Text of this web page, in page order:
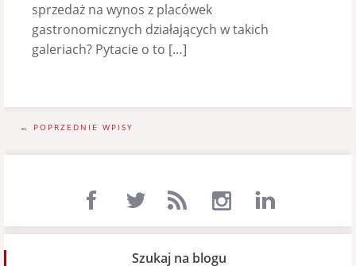
sprzedaż na wynos z placówek
gastronomicznych działających w takich
galeriach? Pytacie o to […]
← POPRZEDNIE WPISY
Szukaj na blogu